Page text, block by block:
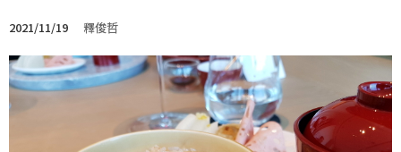
2021/11/19 釋俊哲